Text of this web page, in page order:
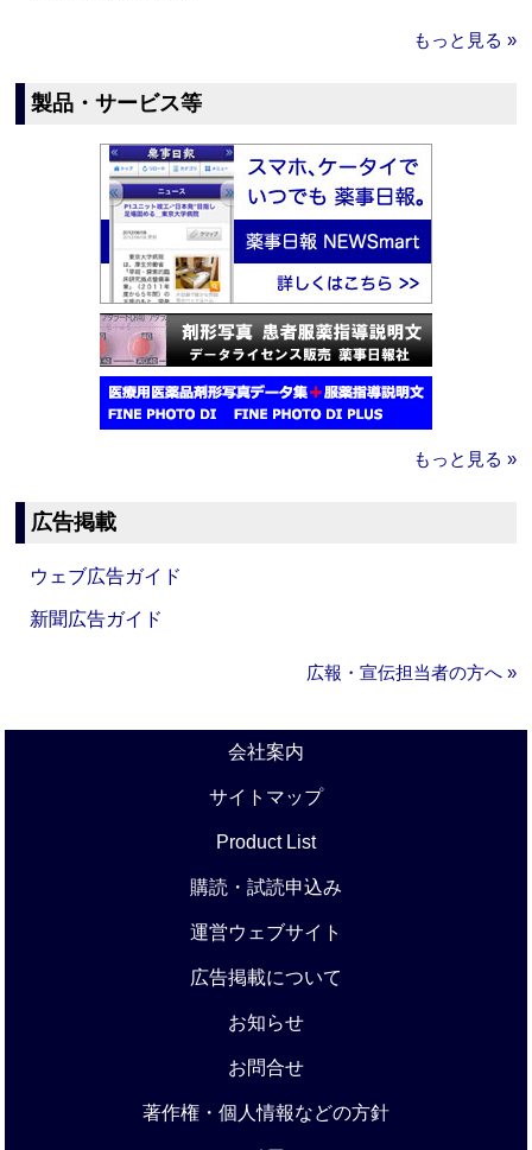
もっと見る »
製品・サービス等
もっと見る »
広告掲載
ウェブ広告ガイド
新聞広告ガイド
広報・宣伝担当者の方へ »
会社案内
サイトマップ
Product List
購読・試読申込み
運営ウェブサイト
広告掲載について
お知らせ
お問合せ
著作権・個人情報などの方針